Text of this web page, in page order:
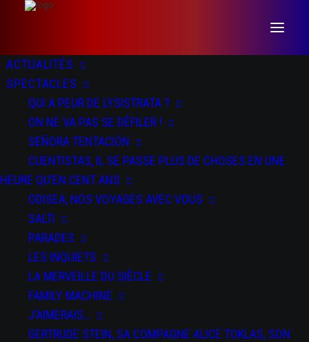
ACTUALITÉS
SPECTACLES
QUI A PEUR DE LYSISTRATA ?
ON NE VA PAS SE DÉFILER !
SEÑORA TENTACIÓN
CUENTISTAS, IL SE PASSE PLUS DE CHOSES EN UNE
HEURE QU’EN CENT ANS
ODISEA, NOS VOYAGES AVEC VOUS
SALTI
PARADES
LES INQUIETS
LA MERVEILLE DU SIÈCLE
FAMILY MACHINE
J’AIMERAIS…
GERTRUDE STEIN, SA COMPAGNE ALICE TOKLAS, SON
EPILOGOS, CONFESSIONS
SANS IMPORTANCE